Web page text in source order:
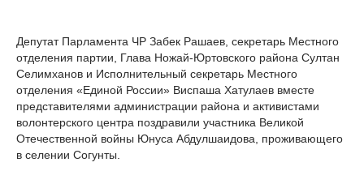
Депутат Парламента ЧР Забек Рашаев, секретарь Местного
отделения партии, Глава Ножай-Юртовского района Султан
Селимханов и Исполнительный секретарь Местного
отделения «Единой России» Виспаша Хатулаев вместе
представителями администрации района и активистами
волонтерского центра поздравили участника Великой
Отечественной войны Юнуса Абдулшаидова, проживающего
в селении Согунты.